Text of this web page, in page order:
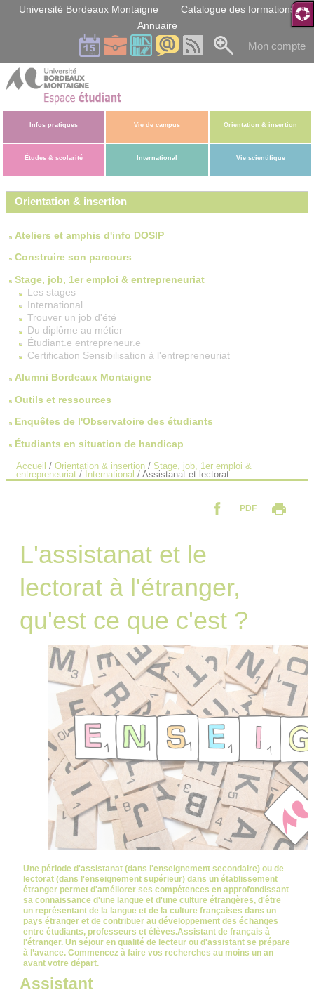
Université Bordeaux Montaigne
Catalogue des formations
Annuaire
Mon compte
Infos pratiques Vie de campus Orientation & insertion
Études & scolarité International Vie scientifique
Orientation & insertion
Ateliers et amphis d'info DOSIP
Construire son parcours
Stage, job, 1er emploi & entrepreneuriat
Les stages
International
Trouver un job d'été
Du diplôme au métier
Étudiant.e entrepreneur.e
Certification Sensibilisation à l'entrepreneuriat
Alumni Bordeaux Montaigne
Outils et ressources
Enquêtes de l'Observatoire des étudiants
Étudiants en situation de handicap
Accueil / Orientation & insertion/ Stage, job, 1er emploi &
entrepreneuriat/ International / Assistanat et lectorat
PDF
L'assistanat et le
lectorat à l'étranger,
qu'est ce que c'est ?
Une période d'assistanat (dans l'enseignement secondaire) ou de
lectorat (dans l'enseignement supérieur) dans un établissement
étranger permet d'améliorer ses compétences en approfondissant
sa connaissance d'une langue et d'une culture étrangères, d'être
un représentant de la langue et de la culture françaises dans un
pays étranger et de contribuer au développement des échanges
entre étudiants, professeurs et élèves.Assistant de français à
l'étranger. Un séjour en qualité de lecteur ou d'assistant se prépare
à l’avance. Commencez à faire vos recherches au moins un an
avant votre départ.
Assistant
Gestion des cookies